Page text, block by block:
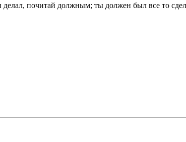
почитай должным; ты должен был все то